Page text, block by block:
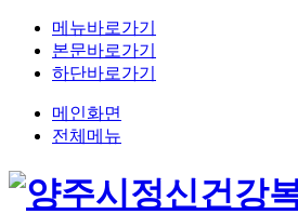
메뉴바로가기
본문바로가기
하단바로가기
메인화면
전체메뉴